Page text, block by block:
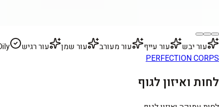
עור יבש עור עייף עור מעורב עור שמן עור רגיש
PERFECTION CORPS
לחות ואיזון לגוף